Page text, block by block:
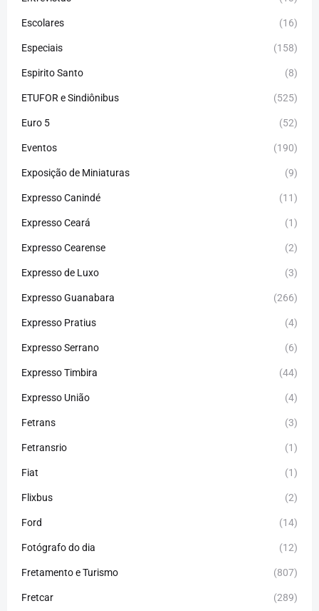
Escolares (16)
Especiais (158)
Espirito Santo (8)
ETUFOR e Sindiônibus (525)
Euro 5 (52)
Eventos (190)
Exposição de Miniaturas (9)
Expresso Canindé (11)
Expresso Ceará (1)
Expresso Cearense (2)
Expresso de Luxo (3)
Expresso Guanabara (266)
Expresso Pratius (4)
Expresso Serrano (6)
Expresso Timbira (44)
Expresso União (4)
Fetrans (3)
Fetransrio (1)
Fiat (1)
Flixbus (2)
Ford (14)
Fotógrafo do dia (12)
Fretamento e Turismo (807)
Fretcar (289)